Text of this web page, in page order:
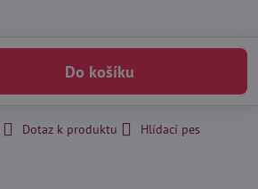
Do košíku
Dotaz k produktu
Hlídací pes